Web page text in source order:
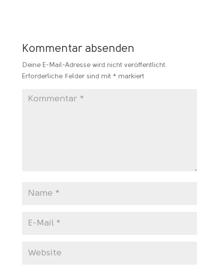
Kommentar absenden
Deine E-Mail-Adresse wird nicht veröffentlicht.
Erforderliche Felder sind mit * markiert